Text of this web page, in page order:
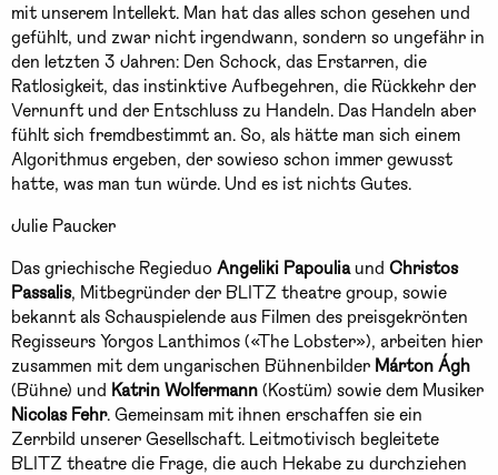
mit unserem Intellekt. Man hat das alles schon gesehen und
gefühlt, und zwar nicht irgendwann, sondern so ungefähr in
den letzten 3 Jahren: Den Schock, das Erstarren, die
Ratlosigkeit, das instinktive Aufbegehren, die Rückkehr der
Vernunft und der Entschluss zu Handeln. Das Handeln aber
fühlt sich fremdbestimmt an. So, als hätte man sich einem
Algorithmus ergeben, der sowieso schon immer gewusst
hatte, was man tun würde. Und es ist nichts Gutes.
Julie Paucker
Das griechische Regieduo Angeliki Papoulia und Christos
Passalis, Mitbegründer der BLITZ theatre group, sowie
bekannt als Schauspielende aus Filmen des preisgekrönten
Regisseurs Yorgos Lanthimos («The Lobster»), arbeiten hier
zusammen mit dem ungarischen Bühnenbilder Márton Ágh
(Bühne) und Katrin Wolfermann (Kostüm) sowie dem Musiker
Nicolas Fehr. Gemeinsam mit ihnen erschaffen sie ein
Zerrbild unserer Gesellschaft. Leitmotivisch begleitete
BLITZ theatre die Frage, die auch Hekabe zu durchziehen